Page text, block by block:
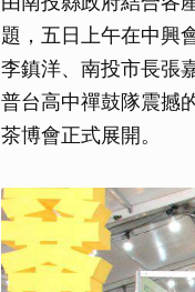
題，五日上午在中興
李鎮洋、南投市長張
普台高中禪鼓隊震撼
茶博會正式展開。